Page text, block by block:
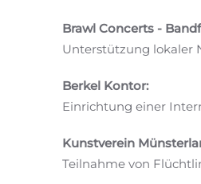
Brawl Concerts -
Unterstützung lokaler
Berkel Kontor:
Einrichtung einer
Kunstverein
Teilnahme von